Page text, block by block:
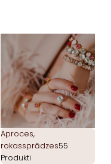
Aproces,
rokassprādzes55
Produkti